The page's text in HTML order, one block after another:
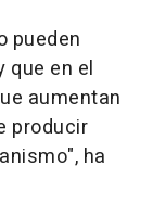
pueden
que en el
aumentan
producir
", ha